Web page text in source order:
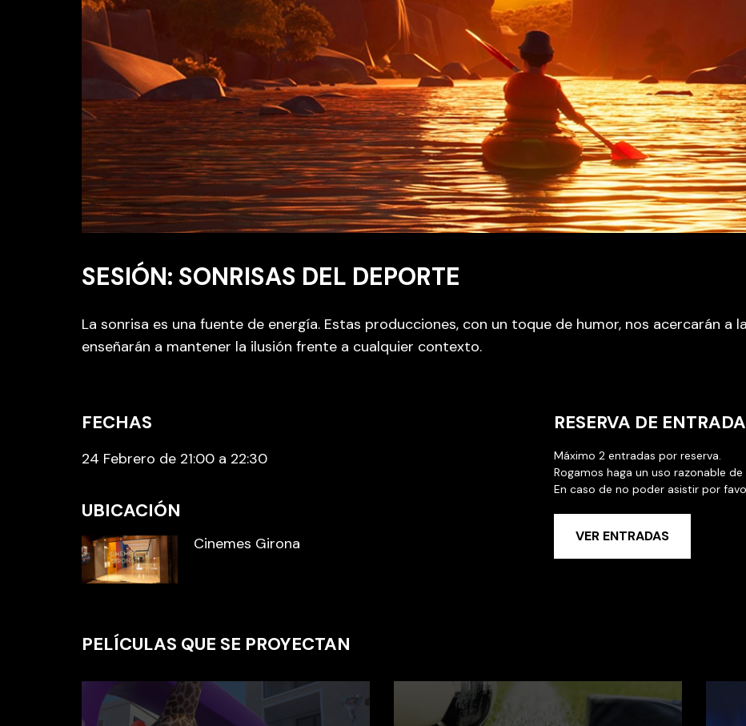
SESIÓN: SONRISAS DEL DEPORTE
La sonrisa es una fuente de energía. Estas producciones, con un toque de humor, nos acercarán
enseñarán a mantener la ilusión frente a cualquier contexto.
FECHAS
24 Febrero de 21:00 a 22:30
UBICACIÓN
Cinemes Girona
RESERVA DE
Máximo 2 entradas por reserva.
Rogamos haga un uso razonable de
En caso de no poder asistir por
VER ENTRADAS
PELÍCULAS QUE SE PROYECTAN